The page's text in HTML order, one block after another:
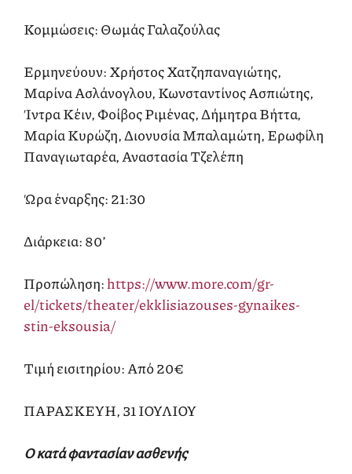
Κομμώσεις: Θωμάς Γαλαζούλας
Ερμηνεύουν: Χρήστος Χατζηπαναγιώτης,
Μαρίνα Ασλάνογλου, Κωνσταντίνος Ασπιώτης,
Ίντρα Κέιν, Φοίβος Ριμένας, Δήμητρα Βήττα,
Μαρία Κυρώζη, Διονυσία Μπαλαμώτη, Ερωφίλη
Παναγιωταρέα, Αναστασία Τζελέπη
Ώρα έναρξης: 21:30
Διάρκεια: 80’
Προπώληση:https://www.more.com/gr-
el/tickets/theater/ekklisiazouses-gynaikes-
stin-eksousia/
Τιμή εισιτηρίου: Από 20€
ΠΑΡΑΣΚΕΥΗ, 31 ΙΟΥΛΙΟΥ
Ο κατά φαντασίαν ασθενής